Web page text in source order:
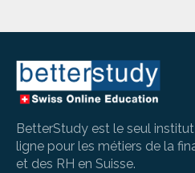
BetterStudy est le seul
ligne pour les métiers de la
et des RH en Suisse.